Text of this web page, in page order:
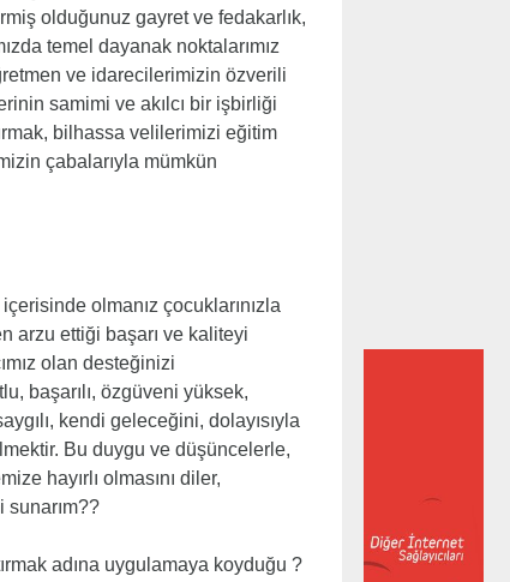
olduğunuz gayret ve fedakarlık,
temel dayanak noktalarımız
ve idarecilerimizin özverili
samimi ve akılcı bir işbirliği
bilhassa velilerimizi eğitim
çabalarıyla mümkün
olmanız çocuklarınızla
arzu ettiği başarı ve kaliteyi
olan desteğinizi
başarılı, özgüveni yüksek,
kendi geleceğini, dolayısıyla
Bu duygu ve düşüncelerle,
hayırlı olmasını diler,
adına uygulamaya koyduğu ?